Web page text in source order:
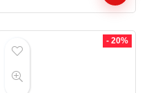
- 20%